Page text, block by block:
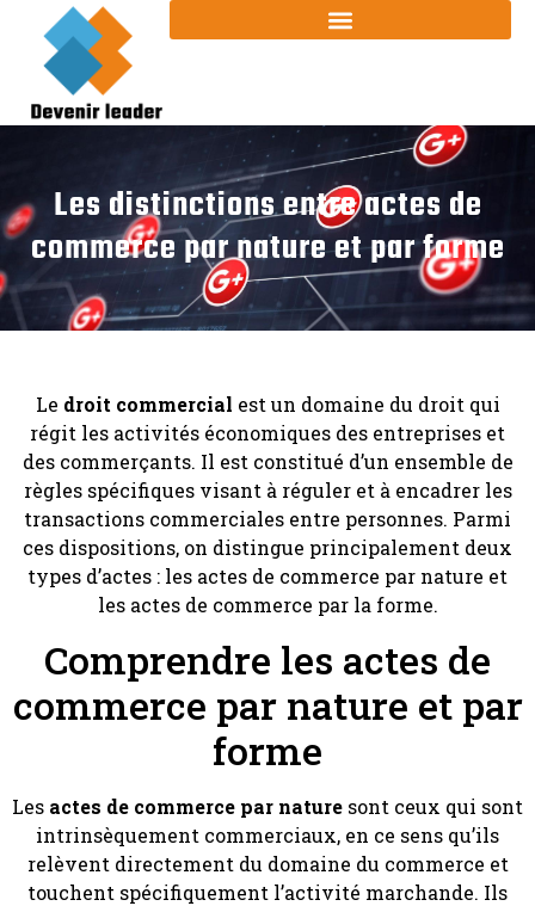
Les distinctions entre actes de
commerce par nature et par forme
Le droit commercial est un domaine du droit qui
régit les activités économiques des entreprises et
des commerçants. Il est constitué d’un ensemble de
règles spécifiques visant à réguler et à encadrer les
transactions commerciales entre personnes. Parmi
ces dispositions, on distingue principalement deux
types d’actes : les actes de commerce par nature et
les actes de commerce par la forme.
Comprendre les actes de
commerce par nature et par
forme
Les actes de commerce par nature sont ceux qui sont
intrinsèquement commerciaux, en ce sens qu’ils
relèvent directement du domaine du commerce et
touchent spécifiquement l’activité marchande. Ils